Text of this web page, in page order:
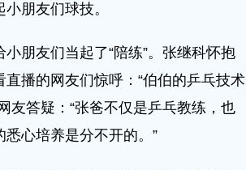
朋友们球技。
朋友们当起了“陪练”。张继科怀抱
播的网友们惊呼：“伯伯的乒乓技术
友答疑：“张爸不仅是乒乓教练，也
心培养是分不开的。”